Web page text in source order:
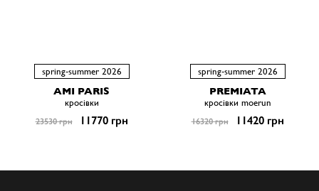
spring-summer 2026
AMI PARIS
кросівки
23530 грн 11770 грн
spring-summer 2026
PREMIATA
кросівки moerun
16320 грн 11420 грн